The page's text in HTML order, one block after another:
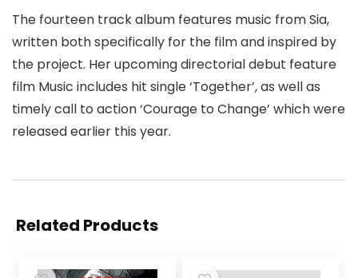
The fourteen track album features music from Sia,
written both specifically for the film and inspired by
the project. Her upcoming directorial debut feature
film Music includes hit single ‘Together’, as well as
timely call to action ‘Courage to Change’ which were
released earlier this year.
Related Products